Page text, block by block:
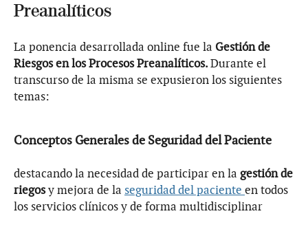
Preanalíticos
La ponencia desarrollada online fue la Gestión de
Riesgos en los Procesos Preanalíticos.Durante el
transcurso de la misma se expusieron los siguientes
temas:
Conceptos Generales de Seguridad del Paciente
destacando la necesidad de participar en la gestión de
riegosy mejora de la seguridad del paciente en todos
los servicios clínicos y de forma multidisciplinar